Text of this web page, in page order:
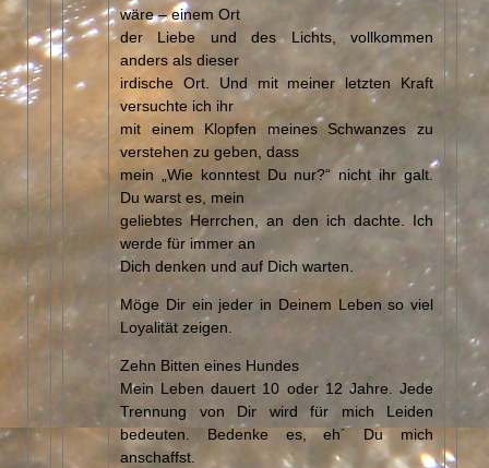
wäre – einem Ort
der Liebe und des Lichts, vollkommen
anders als dieser
irdische Ort. Und mit meiner letzten Kraft
versuchte ich ihr
mit einem Klopfen meines Schwanzes zu
verstehen zu geben, dass
mein „Wie konntest Du nur?“ nicht ihr galt.
Du warst es, mein
geliebtes Herrchen, an den ich dachte. Ich
werde für immer an
Dich denken und auf Dich warten.
Möge Dir ein jeder in Deinem Leben so viel
Loyalität zeigen.
Zehn Bitten eines Hundes
Mein Leben dauert 10 oder 12 Jahre. Jede
Trennung von Dir wird für mich Leiden
bedeuten. Bedenke es, eh´ Du mich
anschaffst.